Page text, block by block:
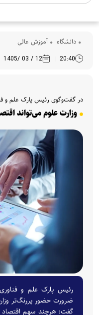
دانشگاه آموزش عالی
20:40
12 / 03 /1405
در گفت‌وگوی رئیس پارک علم و
وزارت علوم می‌تواند
رئیس پارک علم و
ضرورت حضور پررنگ‌تر
گفت: هرچند سهم اقتصاد